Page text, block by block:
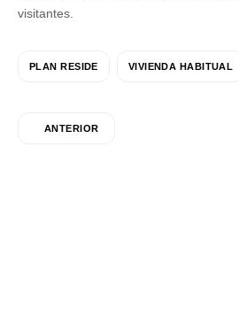
visitantes.
PLAN RESIDE VIVIENDA HABITUAL
ANTERIOR